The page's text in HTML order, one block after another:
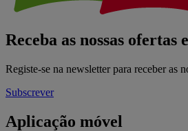
Receba as nossas ofertas
Registe-se na newsletter para receber as
Subscrever
Aplicação móvel